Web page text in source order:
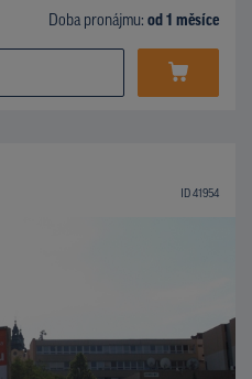
Doba pronájmu: od 1 měsíce
ID 41954